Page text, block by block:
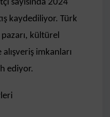
sayısında 2024
kaydediliyor. Türk
kültürel
imkanları
ediyor.